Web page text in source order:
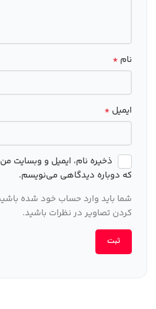
نام *
ایمیل *
ذخیره نام، ایمیل و وبسایت
که دوباره دیدگاهی می‌نویسم.
شما باید وارد حساب خود شده
کردن تصاویر در نظرات باشید.